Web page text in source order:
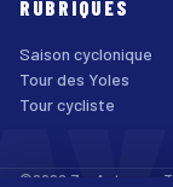
RUBRIQUES
Saison cyclonique
Tour des Yoles
Tour cycliste
©2026 ZayActu.org.